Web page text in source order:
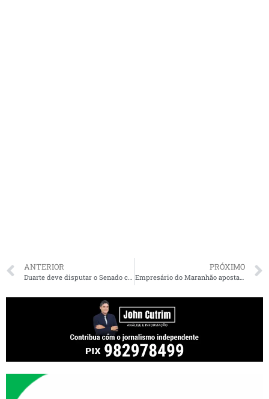
ANTERIOR PRÓXIMO
Empresário do Maranhão aposta fazenda de R$ 5 milhões na vitória de Lula